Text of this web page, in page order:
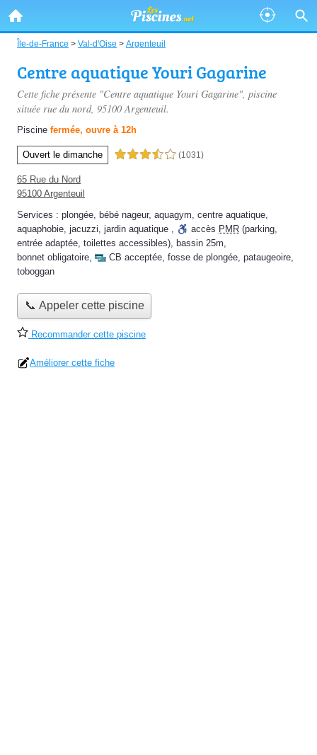
Île-de-France > Val-d'Oise > Argenteuil
Centre aquatique Youri Gagarine
Cette fiche présente "Centre aquatique Youri Gagarine", piscine
située rue du nord, 95100 Argenteuil.
Piscine fermée, ouvre à 12h
Ouvert le dimanche 3,5 étoiles sur 5 (1031)
65 Rue du Nord
95100 Argenteuil
Services : plongée, bébé nageur, aquagym, centre aquatique,
aquaphobie, jacuzzi, jardin aquatique , accès PMR (parking,
entrée adaptée, toilettes accessibles), bassin 25m,
bonnet obligatoire, CB acceptée, fosse de plongée, pataugeoire,
toboggan
📞 Appeler cette piscine
Recommander cette piscine
Améliorer cette fiche